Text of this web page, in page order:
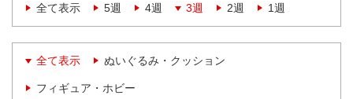
全て表示
5週 4週 3週 2週 1週
全て表示 ぬいぐるみ・クッション
フィギュア・ホビー